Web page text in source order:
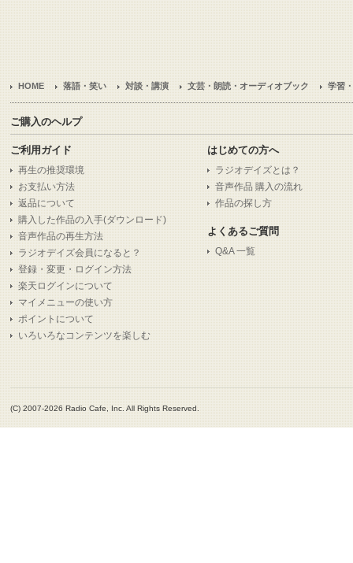
HOME 落語・笑い 対談・講演 文芸・朗読・オーディオブック 学習
ご購入のヘルプ
ご利用ガイド
再生の推奨環境
お支払い方法
返品について
購入した作品の入手(ダウンロード)
音声作品の再生方法
ラジオデイズ会員になると？
登録・変更・ログイン方法
楽天ログインについて
マイメニューの使い方
ポイントについて
いろいろなコンテンツを楽しむ
はじめての方へ
ラジオデイズとは？
音声作品 購入の流れ
作品の探し方
よくあるご質問
Q&A 一覧
(C) 2007-2026 Radio Cafe, Inc. All Rights Reserved.